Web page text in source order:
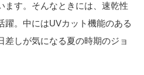
ます。そんなときには、速乾性
躍。中にはUVカット機能のある
差しが気になる夏の時期のジョ